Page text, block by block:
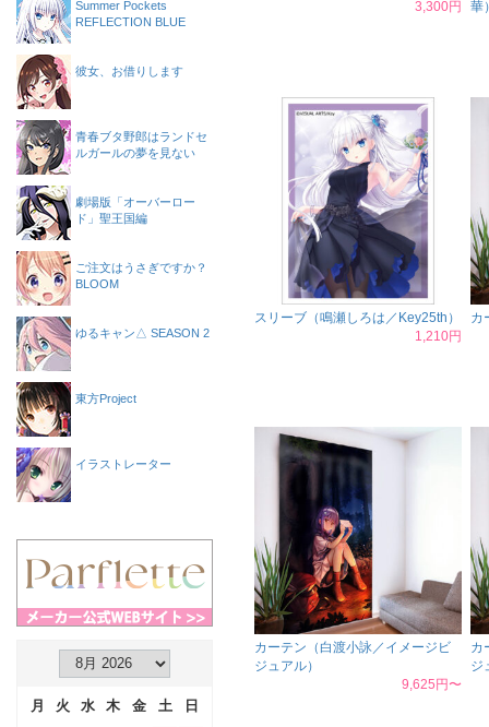
3,300円
華
スリーブ（鳴瀬しろは／Key25th）
1,210円
カ
カーテン（白渡小詠／イメージビ
ジュアル）
9,625円〜
カ
ジ
Summer Pockets
REFLECTION BLUE
彼女、お借りします
青春ブタ野郎はランドセ
ルガールの夢を見ない
劇場版「オーバーロー
ド」聖王国編
ご注文はうさぎですか？
BLOOM
ゆるキャン△ SEASON 2
東方Project
イラストレーター
月 火 水 木 金 土
日